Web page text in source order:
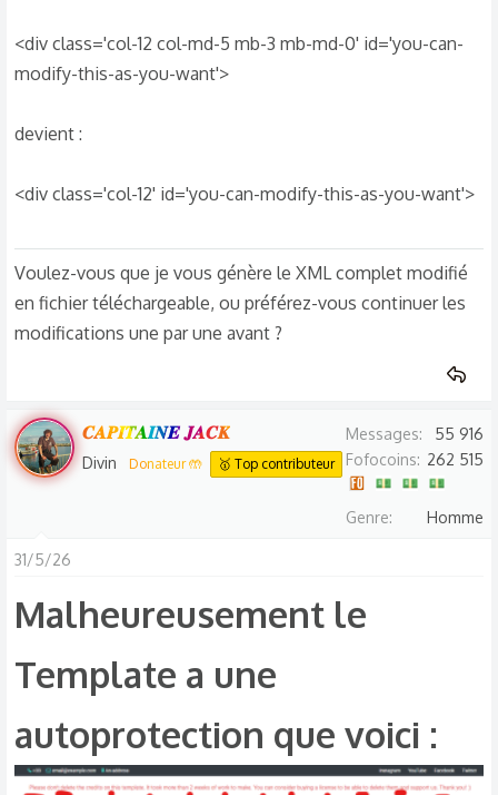
<div class='col-12 col-md-5 mb-3 mb-md-0' id='you-can-
modify-this-as-you-want'>
devient :
<div class='col-12' id='you-can-modify-this-as-you-want'>
Voulez-vous que je vous génère le XML complet modifié
en fichier téléchargeable, ou préférez-vous continuer les
modifications une par une avant ?
𝑪𝑨𝑷𝑰𝑻𝑨𝑰𝑵𝑬 𝑱𝑨𝑪𝑲
Divin Donateur 🤲 🥇 Top contributeur
Messages
55 916
Fofocoins
262 515
Genre Homme
31/5/26
Malheureusement le
Template a une
autoprotection que voici :​